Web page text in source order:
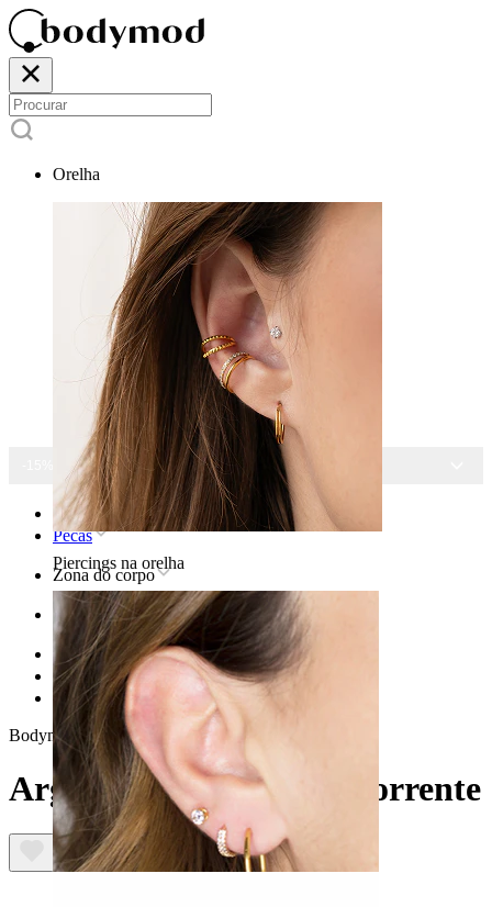
Orelha
Piercings na orelha
-15% EM TODAS AS JOIAS
Home
Pecas
Zona do corpo
Orelha
Hélix
Joias em titânio para piercing helix
Argola articulada com corrente
Bodymod Trend
Argola articulada com corrente